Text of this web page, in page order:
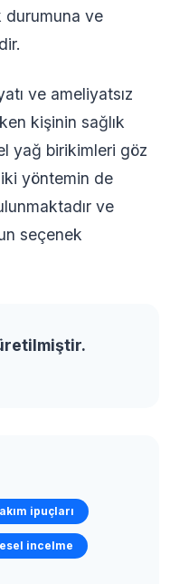
durumuna ve
ve ameliyatsız
kişinin sağlık
yağ birikimleri göz
iki yöntemin de
ve
seçenek
ipuçları
incelme